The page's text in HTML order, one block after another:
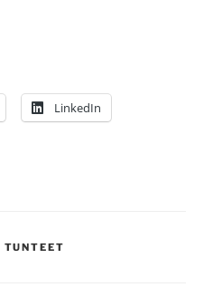
LinkedIn
TUNTEET